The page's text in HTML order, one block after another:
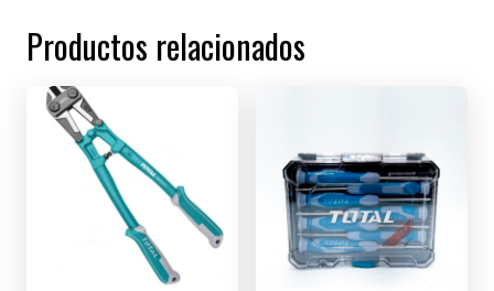
Productos relacionados